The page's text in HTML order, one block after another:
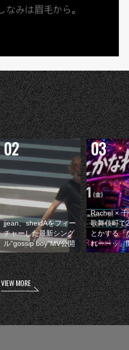
jjean、sheidAをフィー
チャーした最新シング
ル“gossip boy”MV公開
Rachel ×
歌舞伎町で
とかする『
れーーッ』
VIEW MORE